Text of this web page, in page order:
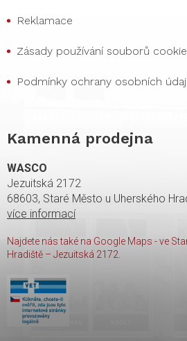
Reklamace
Zásady používání souborů
Podmínky ochrany osobních
Kamenná prodejna
WASCO
Jezuitská 2172
68603, Staré Město u Uherského
více informací
Najdete nás také na Google Maps - ve
Hradiště – Jezuitská 2172.